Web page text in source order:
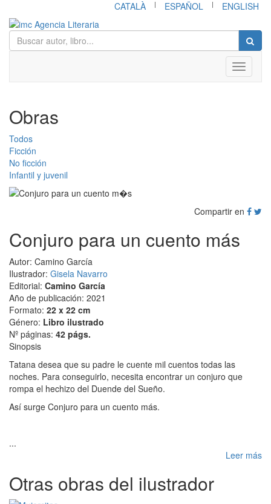
CATALÀ | ESPAÑOL | ENGLISH
Toggle
Obras
Todos
Ficción
No ficción
Infantil y juvenil
Compartir en
Conjuro para un cuento más
Autor: Camino García
Ilustrador: Gisela Navarro
Editorial: Camino García
Año de publicación: 2021
Formato: 22 x 22 cm
Género: Libro ilustrado
Nº páginas: 42 págs.
Sinopsis
Tatana desea que su padre le cuente mil cuentos todas las
noches. Para conseguirlo, necesita encontrar un conjuro que
rompa el hechizo del Duende del Sueño.
Así surge Conjuro para un cuento más.
...
Leer más
Otras obras del ilustrador